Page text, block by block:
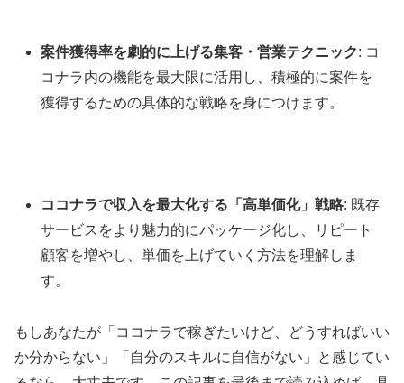
案件獲得率を劇的に上げる集客・営業テクニック: コ
コナラ内の機能を最大限に活用し、積極的に案件を
獲得するための具体的な戦略を身につけます。
ココナラで収入を最大化する「高単価化」戦略: 既存
サービスをより魅力的にパッケージ化し、リピート
顧客を増やし、単価を上げていく方法を理解しま
す。
もしあなたが「ココナラで稼ぎたいけど、どうすればいい
か分からない」「自分のスキルに自信がない」と感じてい